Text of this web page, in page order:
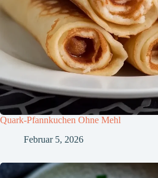
Quark-Pfannkuchen Ohne Mehl
Februar 5, 2026